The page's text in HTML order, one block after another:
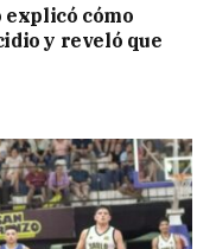
explicó cómo
y reveló que